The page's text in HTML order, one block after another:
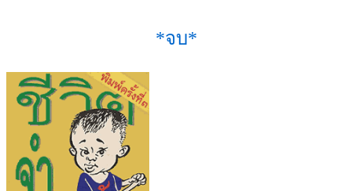
*จบ*